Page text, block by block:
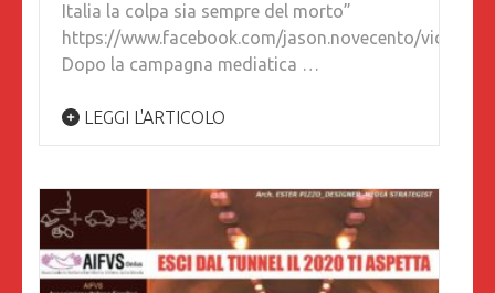
Italia la colpa sia sempre del morto”
https://www.facebook.com/jason.novecento/videos/
Dopo la campagna mediatica …
LEGGI L'ARTICOLO